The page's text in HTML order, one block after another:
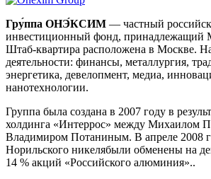
Гру́ппа ОНЭ́КСИМ — частный
инвестиционный фонд, принадлежащий
Штаб-квартира расположена в Москве.
деятельности: финансы, металлургия,
энергетика, девелопмент, медиа,
нанотехнологии.
Группа была создана в 2007 году в
холдинга «Интеррос» между Михаилом
Владимиром Потаниным. В апреле 2008
Норильского никелябыли обменены на
14 % акций «Российского алюминия»..